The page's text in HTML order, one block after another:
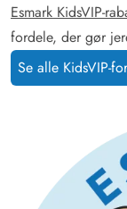
Esmark KidsVIP-
fordele, der gør
Se alle KidsVIP-